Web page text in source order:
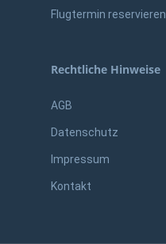
Flugtermin reservieren
Rechtliche Hinweise
AGB
Datenschutz
Impressum
Kontakt